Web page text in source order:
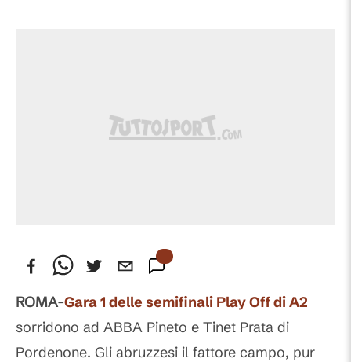
ROMA-Gara 1 delle semifinali Play Off di A2
sorridono ad ABBA Pineto e Tinet Prata di
Pordenone. Gli abruzzesi il fattore campo, pur